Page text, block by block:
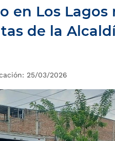
en Los Lagos
de la
25/03/2026